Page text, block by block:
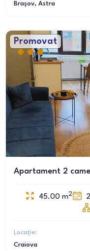
Brașov, Astra
Promovat
Apartament 2
45.00 m2
Locație:
Craiova